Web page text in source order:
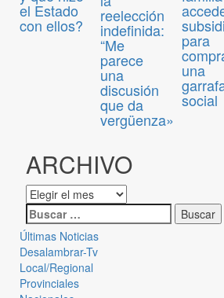
el Estado
con ellos? reelección
indefinida:
“Me
parece
una
discusión
que da
vergüenza»
para
una
social
ARCHIVO
Últimas Noticias
Desalambrar-Tv
Local/Regional
Provinciales